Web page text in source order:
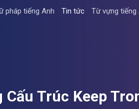
pháp tiếng Anh Tin tức Từ vựng tiếng
Cấu Trúc Keep